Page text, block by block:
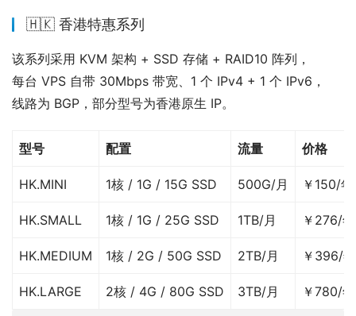
🇭🇰 香港特惠系列
该系列采用 KVM 架构 + SSD 存储 + RAID10 阵列，
每台 VPS 自带 30Mbps 带宽、1 个 IPv4 + 1 个 IPv6，
线路为 BGP，部分型号为香港原生 IP。
型号 配置 流量 价格
HK.MINI 1核 / 1G / 15G SSD 500G/月 ￥150/年
HK.SMALL 1核 / 1G / 25G SSD 1TB/月 ￥276/年
HK.MEDIUM 1核 / 2G / 50G SSD 2TB/月 ￥396/年
HK.LARGE 2核 / 4G / 80G SSD 3TB/月 ￥780/年